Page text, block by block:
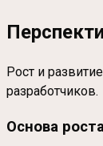
Рост и
разработчиков.
Основа